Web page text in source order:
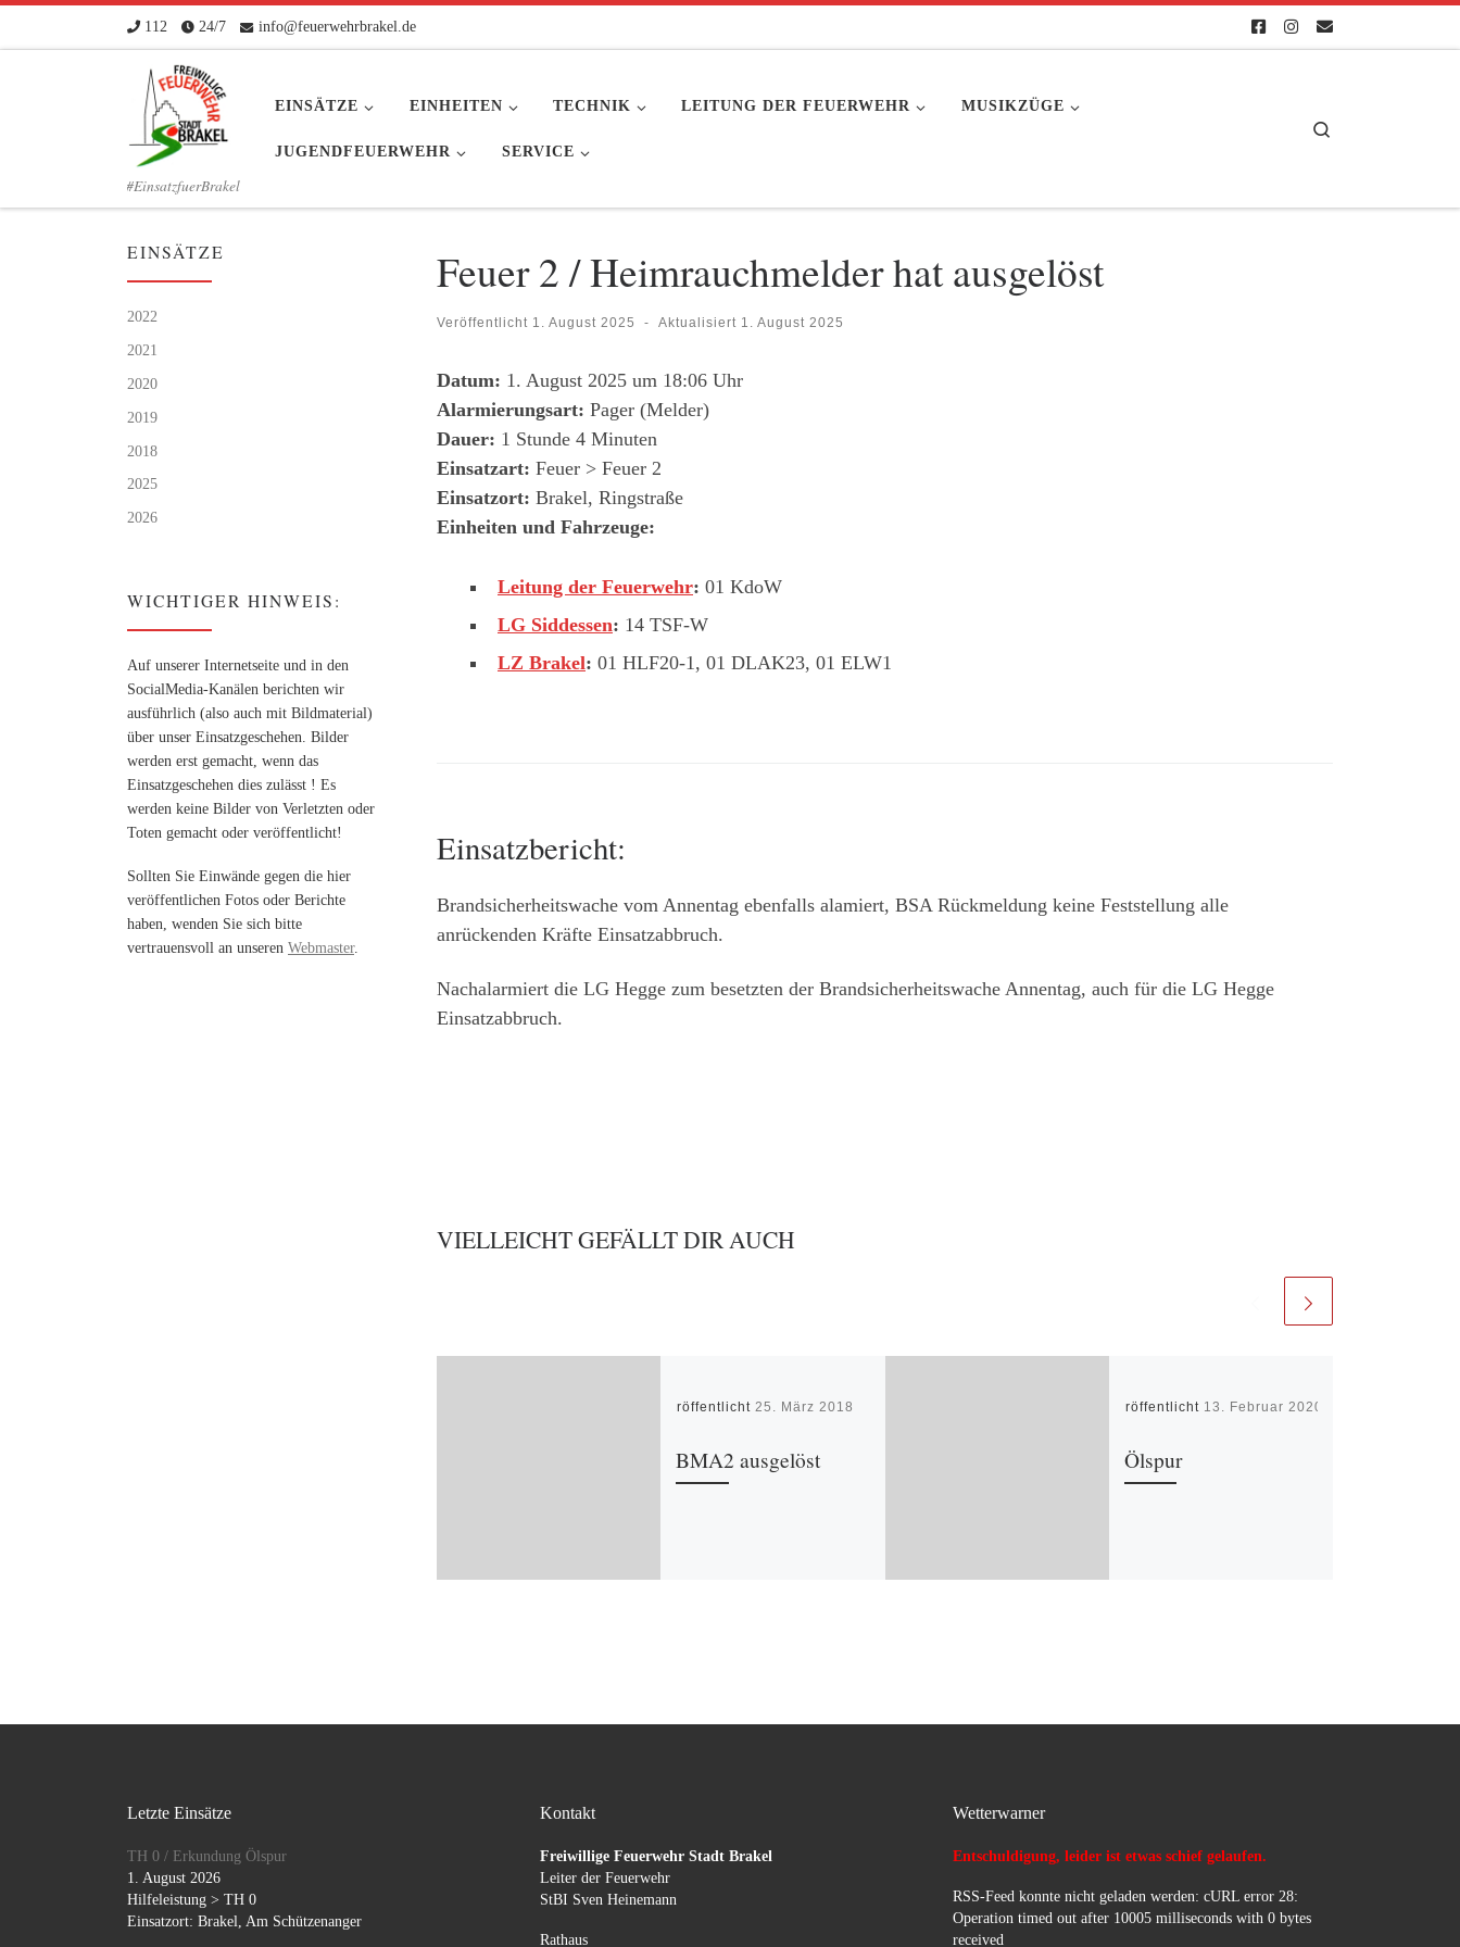
Zum Inhalt springen
112 24/7 info@feuerwehrbrakel.de
#EinsatzfuerBrakel
EINSÄTZE EINHEITEN TECHNIK LEITUNG DER FEUERWEHR MUSIKZÜGE
JUGENDFEUERWEHR SERVICE
Feuer 2 / Heimrauchmelder hat ausgelöst
Veröffentlicht 1. August 2025 - Aktualisiert 1. August 2025
Datum: 1. August 2025 um 18:06 Uhr
Alarmierungsart: Pager (Melder)
Dauer: 1 Stunde 4 Minuten
Einsatzart: Feuer > Feuer 2
Einsatzort: Brakel, Ringstraße
Einheiten und Fahrzeuge:
Leitung der Feuerwehr: 01 KdoW
LG Siddessen: 14 TSF-W
LZ Brakel: 01 HLF20-1, 01 DLAK23, 01 ELW1
Einsatzbericht:
Brandsicherheitswache vom Annentag ebenfalls alamiert, BSA Rückmeldung keine Feststellung alle
anrückenden Kräfte Einsatzabbruch.
Nachalarmiert die LG Hegge zum besetzten der Brandsicherheitswache Annentag, auch für die LG Hegge
Einsatzabbruch.
VIELLEICHT GEFÄLLT DIR AUCH
Veröffentlicht25. März 2018
BMA2 ausgelöst
Veröffentlicht 13. Februar 2020
Ölspur
EINSÄTZE
2022
2021
2020
2019
2018
2025
2026
WICHTIGER HINWEIS:
Auf unserer Internetseite und in den
SocialMedia-Kanälen berichten wir
ausführlich (also auch mit Bildmaterial)
über unser Einsatzgeschehen. Bilder
werden erst gemacht, wenn das
Einsatzgeschehen dies zulässt ! Es
werden keine Bilder von Verletzten oder
Toten gemacht oder veröffentlicht!
Sollten Sie Einwände gegen die hier
veröffentlichen Fotos oder Berichte
haben, wenden Sie sich bitte
vertrauensvoll an unseren Webmaster.
Letzte Einsätze
TH 0 / Erkundung Ölspur
1. August 2026
Hilfeleistung > TH 0
Einsatzort: Brakel, Am Schützenanger
Kontakt
Freiwillige Feuerwehr Stadt Brakel
Leiter der Feuerwehr
StBI Sven Heinemann
Rathaus
Wetterwarner
Entschuldigung, leider ist etwas schief gelaufen.
RSS-Feed konnte nicht geladen werden: cURL error 28:
Operation timed out after 10005 milliseconds with 0 bytes
received